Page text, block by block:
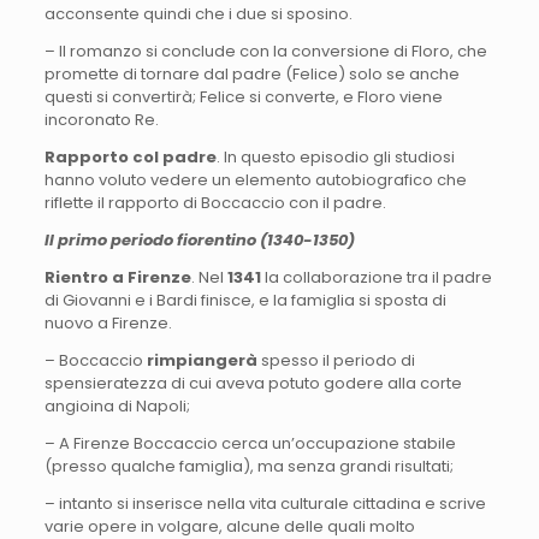
acconsente quindi che i due si sposino.
– Il romanzo si conclude con la conversione di Floro, che
promette di tornare dal padre (Felice) solo se anche
questi si convertirà; Felice si converte, e Floro viene
incoronato Re.
Rapporto col padre. In questo episodio gli studiosi
hanno voluto vedere un elemento autobiografico che
riflette il rapporto di Boccaccio con il padre.
Il primo periodo fiorentino (1340-1350)
Rientro a Firenze. Nel 1341la collaborazione tra il padre
di Giovanni e i Bardi finisce, e la famiglia si sposta di
nuovo a Firenze.
– Boccaccio rimpiangerà spesso il periodo di
spensieratezza di cui aveva potuto godere alla corte
angioina di Napoli;
– A Firenze Boccaccio cerca un’occupazione stabile
(presso qualche famiglia), ma senza grandi risultati;
– intanto si inserisce nella vita culturale cittadina e scrive
varie opere in volgare, alcune delle quali molto